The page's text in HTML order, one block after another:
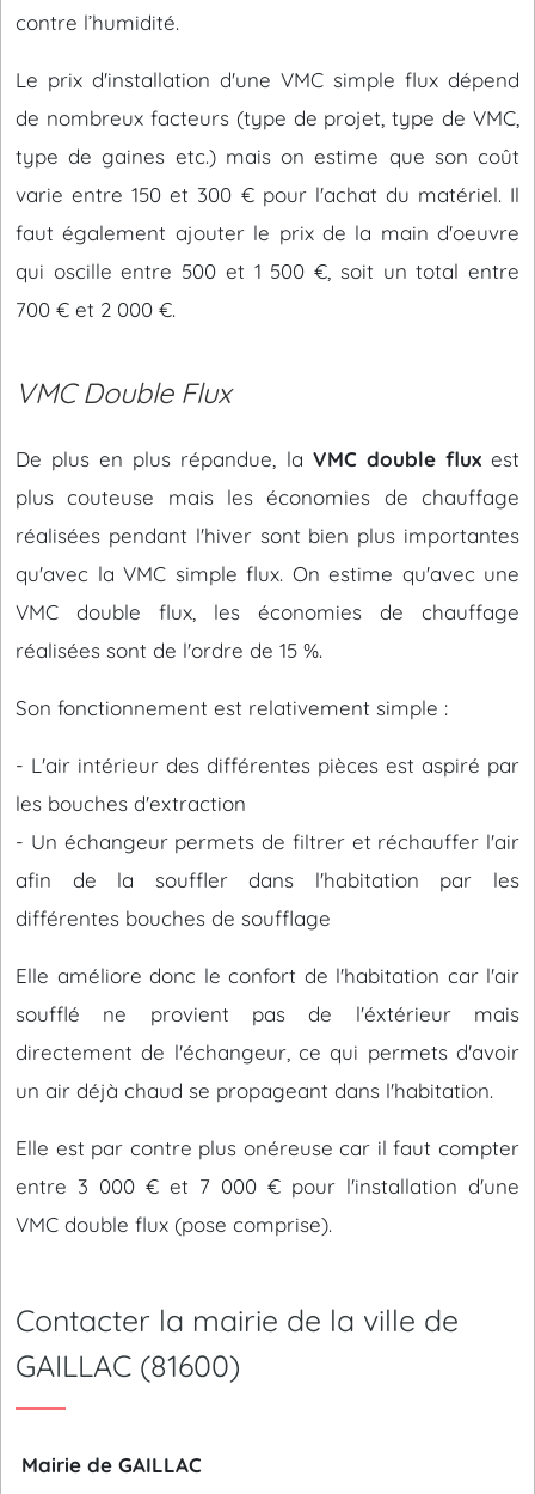
contre l’humidité.
Le prix d'installation d'une VMC simple flux dépend
de nombreux facteurs (type de projet, type de VMC,
type de gaines etc.) mais on estime que son coût
varie entre 150 et 300 € pour l'achat du matériel. Il
faut également ajouter le prix de la main d'oeuvre
qui oscille entre 500 et 1 500 €, soit un total entre
700 € et 2 000 €.
VMC Double Flux
De plus en plus répandue, la VMC double fluxest
plus couteuse mais les économies de chauffage
réalisées pendant l'hiver sont bien plus importantes
qu'avec la VMC simple flux. On estime qu'avec une
VMC double flux, les économies de chauffage
réalisées sont de l'ordre de 15 %.
Son fonctionnement est relativement simple :
- L'air intérieur des différentes pièces est aspiré par
les bouches d'extraction
- Un échangeur permets de filtrer et réchauffer l'air
afin de la souffler dans l'habitation par les
différentes bouches de soufflage
Elle améliore donc le confort de l'habitation car l'air
soufflé ne provient pas de l'éxtérieur mais
directement de l'échangeur, ce qui permets d'avoir
un air déjà chaud se propageant dans l'habitation.
Elle est par contre plus onéreuse car il faut compter
entre 3 000 € et 7 000 € pour l'installation d'une
VMC double flux (pose comprise).
Contacter la mairie de la ville de
GAILLAC (81600)
Mairie de GAILLAC